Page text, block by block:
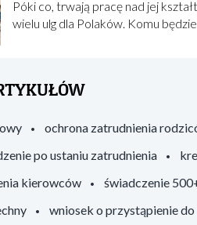
Póki co, trwają pracę nad jej
wielu ulg dla Polaków. Komu
ochrona zatrudnienia
po ustaniu zatrudnienia
kierowców
świadczenie
wniosek o przystąpienie